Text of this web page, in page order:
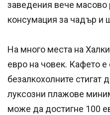
заведения вече
консумация за чадър и
На много места на
евро на човек. Кафето е
безалкохолните стигат
луксозни плажове
може да достигне 100